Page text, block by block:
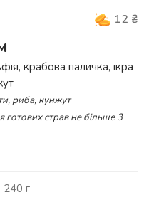
12 ₴
крабова паличка, ікра
риба, кунжут
готових страв не більше 3
240 г